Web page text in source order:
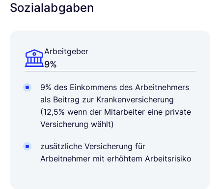
Sozialabgaben
Arbeitgeber
9%
9% des Einkommens des Arbeitnehmers
als Beitrag zur Krankenversicherung
(12,5% wenn der Mitarbeiter eine private
Versicherung wählt)
zusätzliche Versicherung für
Arbeitnehmer mit erhöhtem Arbeitsrisiko